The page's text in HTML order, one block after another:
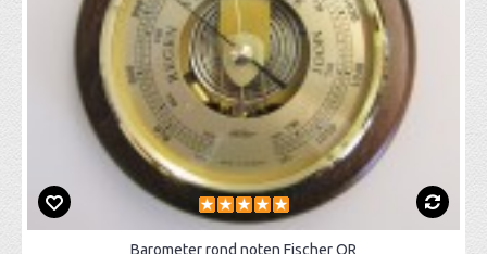
Barometer rond noten Fischer QR